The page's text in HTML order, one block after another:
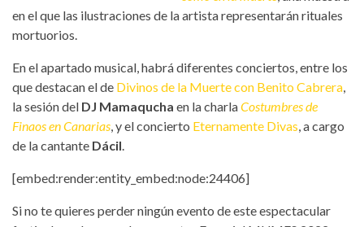
en el que las ilustraciones de la artista representarán rituales
mortuorios.
En el apartado musical, habrá diferentes conciertos, entre los
que destacan el de Divinos de la Muerte con Benito Cabrera,
la sesión del DJ Mamaqucha en la charlaCostumbres de
Finaos en Canarias, y el concierto Eternamente Divas, a cargo
de la cantante Dácil.
[embed:render:entity_embed:node:24406]
Si no te quieres perder ningún evento de este espectacular